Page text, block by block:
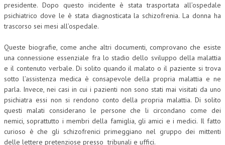
presidente. Dopo questo incidente è stata trasportata all’ospedale
psichiatrico dove le è stata diagnosticata la schizofrenia. La donna ha
trascorso sei mesi all’ospedale.
Queste biografie, come anche altri documenti, comprovano che esiste
una connessione essenziale fra lo stadio dello sviluppo della malattia
e il contenuto verbale. Di solito quando il malato o il paziente si trova
sotto l’assistenza medica è consapevole della propria malattia e ne
parla. Invece, nei casi in cui i pazienti non sono stati mai visitati da uno
psichiatra essi non si rendono conto della propria malattia. Di solito
questi malati considerano le persone che li circondano come dei
nemici, soprattutto i membri della famiglia, gli amici e i medici. Il fatto
curioso è che gli schizofrenici primeggiano nel gruppo dei mittenti
delle lettere pretenziose presso tribunali e uffici.